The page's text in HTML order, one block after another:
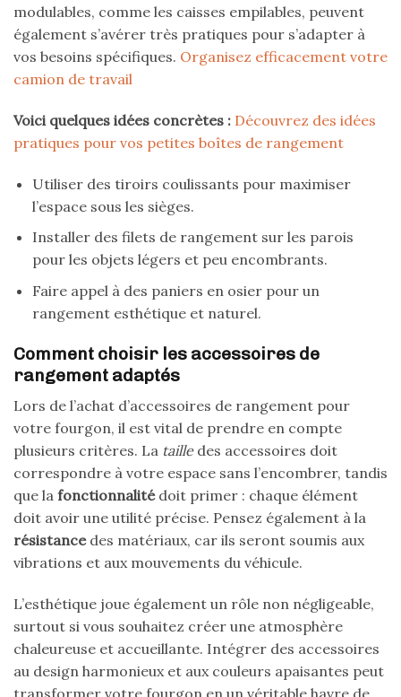
modulables, comme les caisses empilables, peuvent
également s’avérer très pratiques pour s’adapter à
vos besoins spécifiques. Organisez efficacement votre
camion de travail
Voici quelques idées concrètes : Découvrez des idées
pratiques pour vos petites boîtes de rangement
Utiliser des tiroirs coulissants pour maximiser
l’espace sous les sièges.
Installer des filets de rangement sur les parois
pour les objets légers et peu encombrants.
Faire appel à des paniers en osier pour un
rangement esthétique et naturel.
Comment choisir les accessoires de
rangement adaptés
Lors de l’achat d’accessoires de rangement pour
votre fourgon, il est vital de prendre en compte
plusieurs critères. La tailledes accessoires doit
correspondre à votre espace sans l’encombrer, tandis
que la fonctionnalitédoit primer : chaque élément
doit avoir une utilité précise. Pensez également à la
résistancedes matériaux, car ils seront soumis aux
vibrations et aux mouvements du véhicule.
L’esthétique joue également un rôle non négligeable,
surtout si vous souhaitez créer une atmosphère
chaleureuse et accueillante. Intégrer des accessoires
au design harmonieux et aux couleurs apaisantes peut